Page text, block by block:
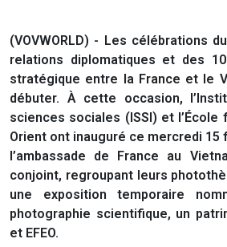
(VOVWORLD) - Les célébrations
relations diplomatiques et des
stratégique entre la France et le
débuter. À cette occasion,
sciences sociales (ISSI) et l’École
Orient ont inauguré ce mercredi 15
l’ambassade de France au
conjoint, regroupant leurs
une exposition temporaire
photographie scientifique, un
et EFEO.